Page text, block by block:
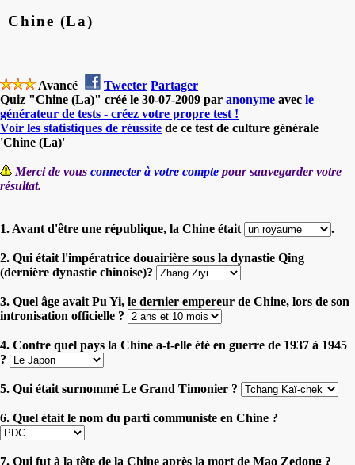
Chine (La)
Avancé Tweeter Partager
Quiz "Chine (La)" créé le 30-07-2009 par anonyme avec le
générateur de tests - créez votre propre test !
Voir les statistiques de réussite de ce test de culture générale
'Chine (La)'
Merci de vous connecter à votre compte pour sauvegarder votre
résultat.
1. Avant d'être une république, la Chine était .
2. Qui était l'impératrice douairière sous la dynastie Qing
(dernière dynastie chinoise)?
3. Quel âge avait Pu Yi, le dernier empereur de Chine, lors de son
intronisation officielle ?
4. Contre quel pays la Chine a-t-elle été en guerre de 1937 à 1945
?
5. Qui était surnommé Le Grand Timonier ?
6. Quel était le nom du parti communiste en Chine ?
7. Qui fut à la tête de la Chine après la mort de Mao Zedong ?